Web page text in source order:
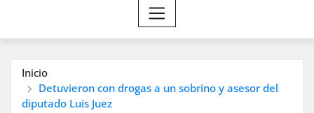
Inicio
Detuvieron con drogas a un sobrino y asesor del
diputado Luis Juez